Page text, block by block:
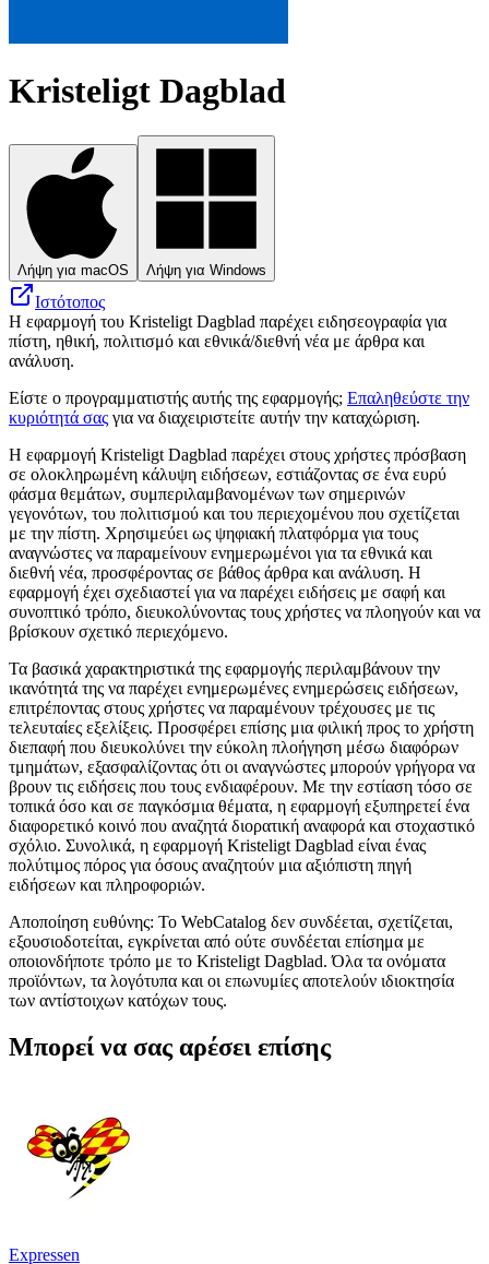
Kristeligt Dagblad
Λήψη για macOS Λήψη για Windows
Ιστότοπος
Η εφαρμογή του Kristeligt Dagblad παρέχει ειδησεογραφία για
πίστη, ηθική, πολιτισμό και εθνικά/διεθνή νέα με άρθρα και
ανάλυση.
Είστε ο προγραμματιστής αυτής της εφαρμογής; Επαληθεύστε την
κυριότητά σας για να διαχειριστείτε αυτήν την καταχώριση.
Η εφαρμογή Kristeligt Dagblad παρέχει στους χρήστες πρόσβαση
σε ολοκληρωμένη κάλυψη ειδήσεων, εστιάζοντας σε ένα ευρύ
φάσμα θεμάτων, συμπεριλαμβανομένων των σημερινών
γεγονότων, του πολιτισμού και του περιεχομένου που σχετίζεται
με την πίστη. Χρησιμεύει ως ψηφιακή πλατφόρμα για τους
αναγνώστες να παραμείνουν ενημερωμένοι για τα εθνικά και
διεθνή νέα, προσφέροντας σε βάθος άρθρα και ανάλυση. Η
εφαρμογή έχει σχεδιαστεί για να παρέχει ειδήσεις με σαφή και
συνοπτικό τρόπο, διευκολύνοντας τους χρήστες να πλοηγούν και να
βρίσκουν σχετικό περιεχόμενο.
Τα βασικά χαρακτηριστικά της εφαρμογής περιλαμβάνουν την
ικανότητά της να παρέχει ενημερωμένες ενημερώσεις ειδήσεων,
επιτρέποντας στους χρήστες να παραμένουν τρέχουσες με τις
τελευταίες εξελίξεις. Προσφέρει επίσης μια φιλική προς το χρήστη
διεπαφή που διευκολύνει την εύκολη πλοήγηση μέσω διαφόρων
τμημάτων, εξασφαλίζοντας ότι οι αναγνώστες μπορούν γρήγορα να
βρουν τις ειδήσεις που τους ενδιαφέρουν. Με την εστίαση τόσο σε
τοπικά όσο και σε παγκόσμια θέματα, η εφαρμογή εξυπηρετεί ένα
διαφορετικό κοινό που αναζητά διορατική αναφορά και στοχαστικό
σχόλιο. Συνολικά, η εφαρμογή Kristeligt Dagblad είναι ένας
πολύτιμος πόρος για όσους αναζητούν μια αξιόπιστη πηγή
ειδήσεων και πληροφοριών.
Αποποίηση ευθύνης: Το WebCatalog δεν συνδέεται, σχετίζεται,
εξουσιοδοτείται, εγκρίνεται από ούτε συνδέεται επίσημα με
οποιονδήποτε τρόπο με το Kristeligt Dagblad. Όλα τα ονόματα
προϊόντων, τα λογότυπα και οι επωνυμίες αποτελούν ιδιοκτησία
των αντίστοιχων κατόχων τους.
Μπορεί να σας αρέσει επίσης
Expressen